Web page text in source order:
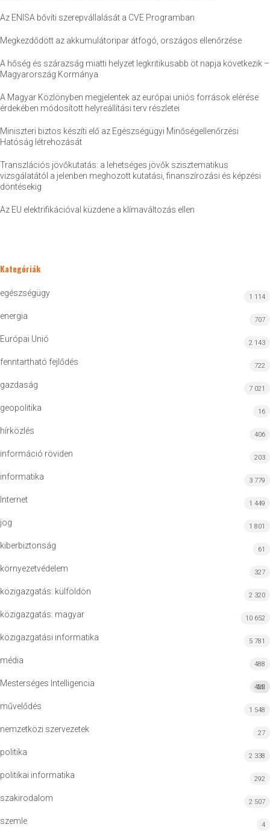
Az ENISA bővíti szerepvállalását a CVE Programban
Megkezdődött az akkumulátoripar átfogó, országos ellenőrzése
A hőség és szárazság miatti helyzet legkritikusabb öt napja következik –
Magyarország Kormánya
A Magyar Közlönyben megjelentek az európai uniós források elérése
érdekében módosított helyreállítási terv részletei
Miniszteri biztos készíti elő az Egészségügyi Minőségellenőrzési
Hatóság létrehozását
Transzlációs jövőkutatás: a lehetséges jövők szisztematikus
vizsgálatától a jelenben meghozott kutatási, finanszírozási és képzési
döntésekig
Az EU elektrifikációval küzdene a klímaváltozás ellen
Kategóriák
egészségügy 1 114
energia 707
Európai Unió 2 143
fenntartható fejlődés 722
gazdaság 7 021
geopolitika 16
hírközlés 406
információ röviden 203
informatika 3 779
Internet 1 449
jog 1 801
kiberbiztonság 61
környezetvédelem 327
közigazgatás: külföldön 2 320
közigazgatás: magyar 10 652
közigazgatási informatika 5 781
média 488
Mesterséges Intelligencia MI
422
művelődés 1 548
nemzetközi szervezetek 27
politika 2 338
politikai informatika 292
szakirodalom 2 507
szemle 4